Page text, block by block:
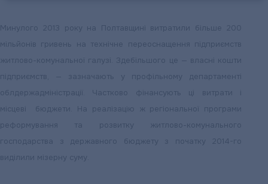
Минулого 2013 року на Полтавщині витратили більше 200
мільйонів гривень на технічне переоснащення підприємств
житлово-комунальної галузі. Здебільшого це — власні кошти
підприємств, — зазначають у профільному департаменті
облдержадміністрації. Частково фінансують ці витрати і
місцеві бюджети. На реалізацію ж регіональної програми
реформування та розвитку житлово-комунального
господарства з державного бюджету з початку 2014-го
виділили мізерну суму.